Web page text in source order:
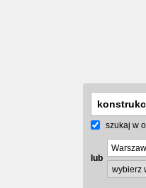
szukaj w
lub